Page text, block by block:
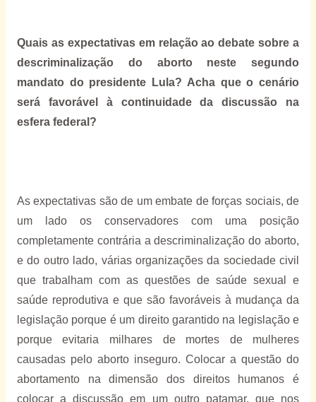
Quais as expectativas em relação ao debate sobre a
descriminalização do aborto neste segundo
mandato do presidente Lula? Acha que o cenário
será favorável à continuidade da discussão na
esfera federal?
As expectativas são de um embate de forças sociais, de
um lado os conservadores com uma posição
completamente contrária a descriminalização do aborto,
e do outro lado, várias organizações da sociedade civil
que trabalham com as questões de saúde sexual e
saúde reprodutiva e que são favoráveis à mudança da
legislação porque é um direito garantido na legislação e
porque evitaria milhares de mortes de mulheres
causadas pelo aborto inseguro. Colocar a questão do
abortamento na dimensão dos direitos humanos é
colocar a discussão em um outro patamar, que nos